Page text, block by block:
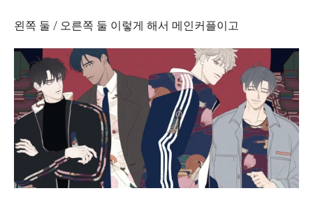
왼쪽 둘 / 오른쪽 둘 이렇게 해서 메인커플이고